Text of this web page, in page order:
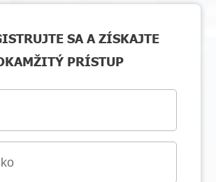
SA A ZÍSKAJTE
PRÍSTUP